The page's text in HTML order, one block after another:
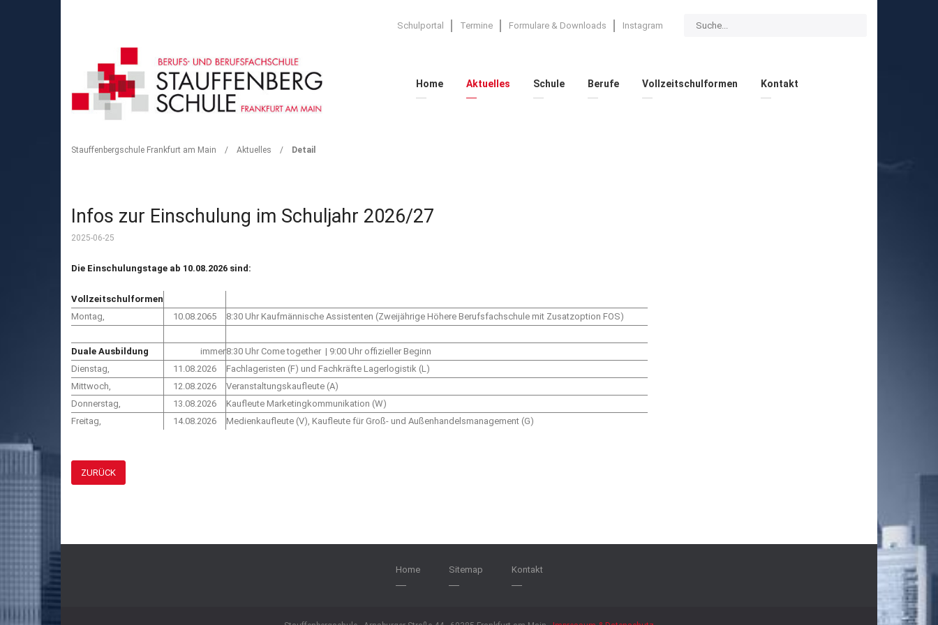
Schulportal Termine Formulare & Downloads Instagram
Home Aktuelles Schule Berufe Vollzeitschulformen Kontakt
Stauffenbergschule Frankfurt am Main / Aktuelles / Detail
Infos zur Einschulung im Schuljahr 2026/27
2025-06-25
Die Einschulungstage ab 10.08.2026 sind:
Vollzeitschulformen
Montag,
10.08.2065 8:30 Uhr Kaufmännische Assistenten (Zweijährige Höhere Berufsfachschule mit Zusatzoption FOS)
Duale Ausbildung immer8:30 Uhr Come together | 9:00 Uhr offizieller Beginn
Dienstag,
11.08.2026
Fachlageristen (F) und Fachkräfte Lagerlogistik (L)
Mittwoch,
12.08.2026
Veranstaltungskaufleute (A)
Donnerstag,
13.08.2026
Kaufleute Marketingkommunikation (W)
Freitag,
14.08.2026 Medienkaufleute (V), Kaufleute für Groß- und Außenhandelsmanagement (G)
ZURÜCK
Home Sitemap Kontakt